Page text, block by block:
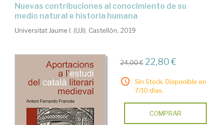
Nuevas contribuciones al conocimiento de su
medio natural e historia humana
Universitat Jaume I. (UJI). Castellón, 2019
24,00 € 22,80 €
Sin Stock. Disponible en
7/10 días.
COMPRAR